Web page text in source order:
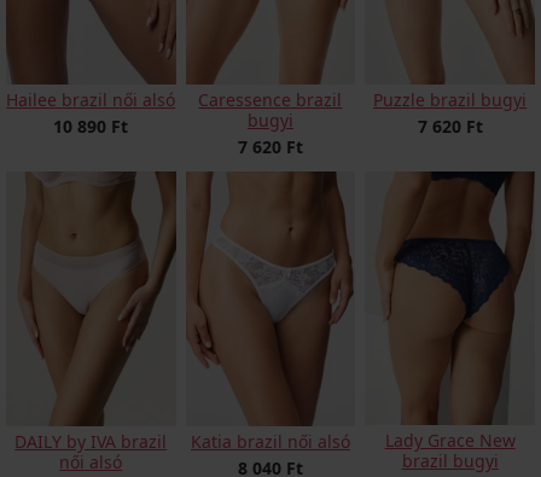
Hailee brazil női alsó
10 890 Ft
Caressence brazil
bugyi
7 620 Ft
Puzzle brazil bugyi
7 620 Ft
DAILY by IVA brazil
női alsó
Katia brazil női alsó
8 040 Ft
Lady Grace New
brazil bugyi